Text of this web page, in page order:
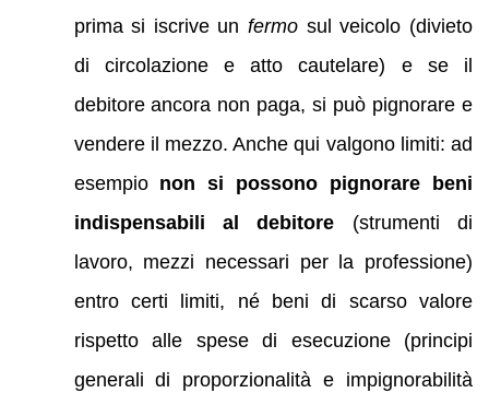
prima si iscrive unfermo sul veicolo (divieto
di circolazione e atto cautelare) e se il
debitore ancora non paga, si può pignorare e
vendere il mezzo. Anche qui valgono limiti: ad
esempio non si possono pignorare beni
indispensabili al debitore (strumenti di
lavoro, mezzi necessari per la professione)
entro certi limiti, né beni di scarso valore
rispetto alle spese di esecuzione (principi
generali di proporzionalità e impignorabilità